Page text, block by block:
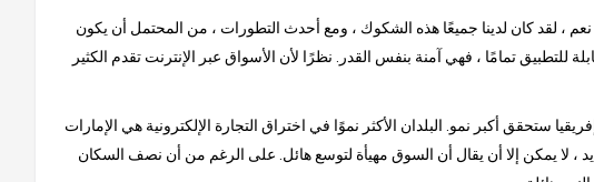
، لقد كان لدينا جميعًا هذه الشكوك ، ومع أحدث التطورات ، من المحتمل أن يكون
للتطبيق تمامًا ، فهي آمنة بنفس القدر. نظرًا لأن الأسواق عبر الإنترنت تقدم الكثير
أكبر نمو. البلدان الأكثر نموًا في اختراق التجارة الإلكترونية هي الإمارات
، لا يمكن إلا أن يقال أن السوق مهيأة لتوسع هائل. على الرغم من أن نصف السكان